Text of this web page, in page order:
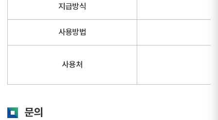
지급방식
사용방법
사용처
문의